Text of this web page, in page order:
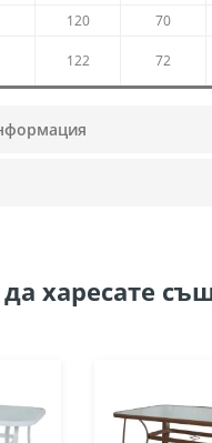
120 70
122 72
харесате